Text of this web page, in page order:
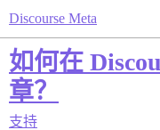
Discourse Meta
如何在
章？
支持